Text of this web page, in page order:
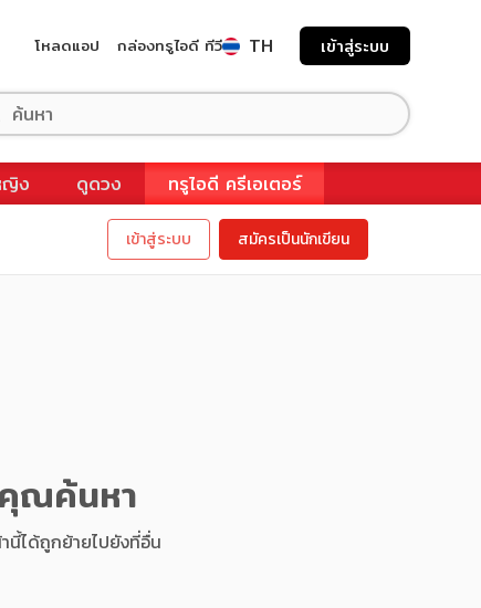
โหลดแอป กล่องทรูไอดี ทีวี TH เข้าสู่ระบบ
ง ดูดวง ทรูไอดี ครีเอเตอร์
เข้าสู่ระบบ สมัครเป็นนักเขียน
คุณค้นหา
ได้ถูกย้ายไปยังที่อื่น